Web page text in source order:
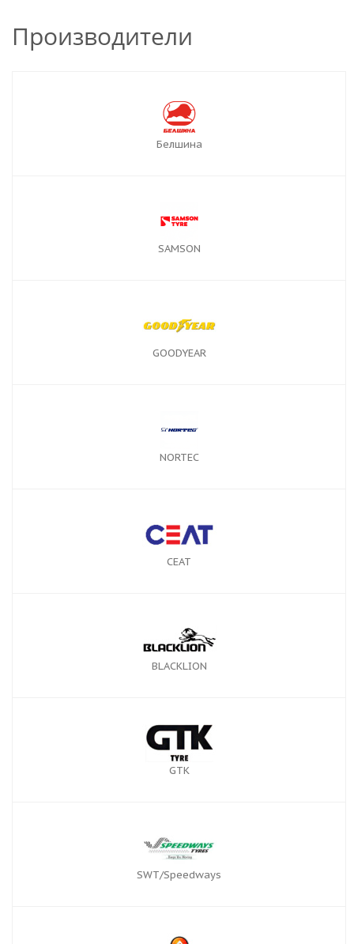
Производители
Белшина
SAMSON
GOODYEAR
NORTEC
CEAT
BLACKLION
GTK
SWT/Speedways